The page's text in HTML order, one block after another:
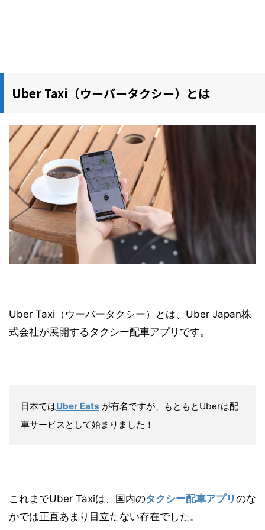
Uber Taxi（ウーバータクシー）とは
Uber Taxi（ウーバータクシー）とは、Uber Japan株
式会社が展開するタクシー配車アプリです。
日本ではUber Eats が有名ですが、もともとUberは配
車サービスとして始まりました！
これまでUber Taxiは、国内のタクシー配車アプリのな
かでは正直あまり目立たない存在でした。